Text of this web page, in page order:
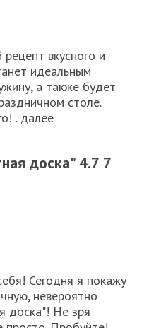
вкусного и
идеальным
а также будет
столе.
. далее
доска" 4.7 7
Сегодня я покажу
невероятно
доска"! Не зря